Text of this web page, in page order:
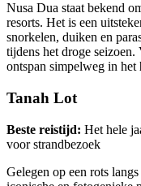
Nusa Dua staat bekend
resorts. Het is een
snorkelen, duiken en
tijdens het droge
ontspan simpelweg in het
Tanah Lot
Beste reistijd: Het hele
voor strandbezoek
Gelegen op een rots